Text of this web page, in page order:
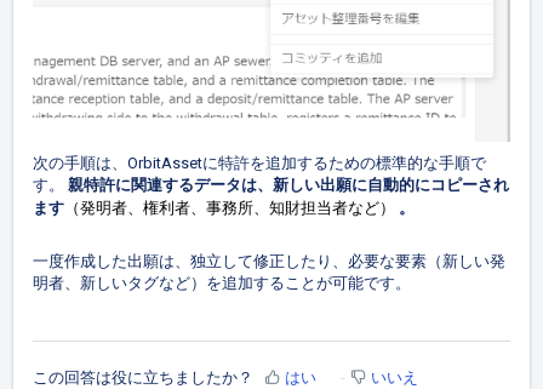
次の手順は、OrbitAssetに特許を追加するための標準的な手順で
す。 親特許に関連するデータは、新しい出願に自動的にコピーされ
ます （発明者、権利者、事務所、知財担当者など） 。
一度作成した出願は、独立して修正したり、必要な要素（新しい発
明者、新しいタグなど）を追加することが可能です。
この回答は役に立ちましたか？ はい いいえ